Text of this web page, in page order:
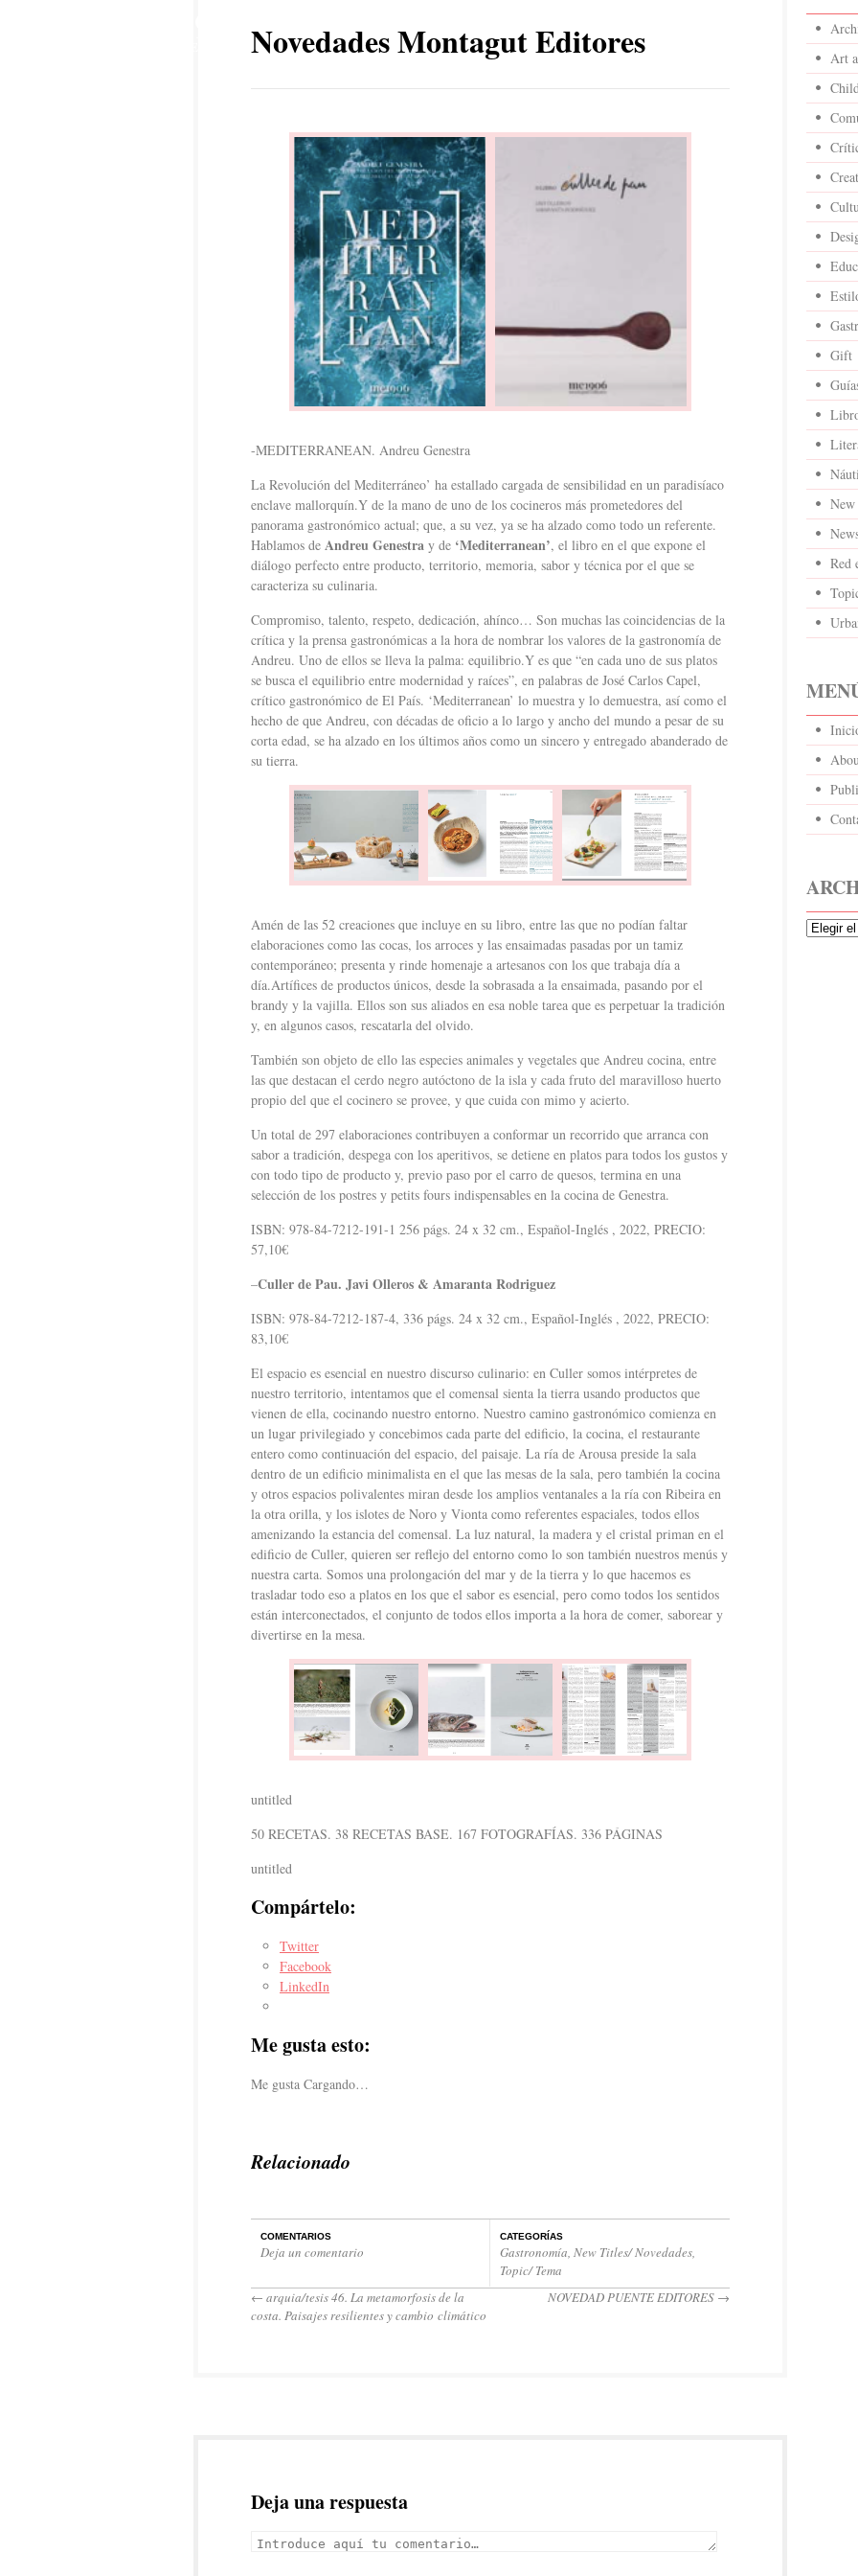
Novedades Montagut Editores
-MEDITERRANEAN. Andreu Genestra
La Revolución del Mediterráneo’ ha estallado cargada de sensibilidad en un paradisíaco
enclave mallorquín.Y de la mano de uno de los cocineros más prometedores del
panorama gastronómico actual; que, a su vez, ya se ha alzado como todo un referente.
Hablamos de Andreu Genestra y de ‘Mediterranean’, el libro en el que expone el
diálogo perfecto entre producto, territorio, memoria, sabor y técnica por el que se
caracteriza su culinaria.
Compromiso, talento, respeto, dedicación, ahínco… Son muchas las coincidencias de la
crítica y la prensa gastronómicas a la hora de nombrar los valores de la gastronomía de
Andreu. Uno de ellos se lleva la palma: equilibrio.Y es que “en cada uno de sus platos
se busca el equilibrio entre modernidad y raíces”, en palabras de José Carlos Capel,
crítico gastronómico de El País. ‘Mediterranean’ lo muestra y lo demuestra, así como el
hecho de que Andreu, con décadas de oficio a lo largo y ancho del mundo a pesar de su
corta edad, se ha alzado en los últimos años como un sincero y entregado abanderado de
su tierra.
Amén de las 52 creaciones que incluye en su libro, entre las que no podían faltar
elaboraciones como las cocas, los arroces y las ensaimadas pasadas por un tamiz
contemporáneo; presenta y rinde homenaje a artesanos con los que trabaja día a
día.Artífices de productos únicos, desde la sobrasada a la ensaimada, pasando por el
brandy y la vajilla. Ellos son sus aliados en esa noble tarea que es perpetuar la tradición
y, en algunos casos, rescatarla del olvido.
También son objeto de ello las especies animales y vegetales que Andreu cocina, entre
las que destacan el cerdo negro autóctono de la isla y cada fruto del maravilloso huerto
propio del que el cocinero se provee, y que cuida con mimo y acierto.
Un total de 297 elaboraciones contribuyen a conformar un recorrido que arranca con
sabor a tradición, despega con los aperitivos, se detiene en platos para todos los gustos y
con todo tipo de producto y, previo paso por el carro de quesos, termina en una
selección de los postres y petits fours indispensables en la cocina de Genestra.
ISBN: 978-84-7212-191-1 256 págs. 24 x 32 cm., Español-Inglés , 2022, PRECIO:
57,10€
–Culler de Pau. Javi Olleros & Amaranta Rodriguez
ISBN: 978-84-7212-187-4, 336 págs. 24 x 32 cm., Español-Inglés , 2022, PRECIO:
83,10€
El espacio es esencial en nuestro discurso culinario: en Culler somos intérpretes de
nuestro territorio, intentamos que el comensal sienta la tierra usando productos que
vienen de ella, cocinando nuestro entorno. Nuestro camino gastronómico comienza en
un lugar privilegiado y concebimos cada parte del edificio, la cocina, el restaurante
entero como continuación del espacio, del paisaje. La ría de Arousa preside la sala
dentro de un edificio minimalista en el que las mesas de la sala, pero también la cocina
y otros espacios polivalentes miran desde los amplios ventanales a la ría con Ribeira en
la otra orilla, y los islotes de Noro y Vionta como referentes espaciales, todos ellos
amenizando la estancia del comensal. La luz natural, la madera y el cristal priman en el
edificio de Culler, quieren ser reflejo del entorno como lo son también nuestros menús y
nuestra carta. Somos una prolongación del mar y de la tierra y lo que hacemos es
trasladar todo eso a platos en los que el sabor es esencial, pero como todos los sentidos
están interconectados, el conjunto de todos ellos importa a la hora de comer, saborear y
divertirse en la mesa.
untitled
50 RECETAS. 38 RECETAS BASE. 167 FOTOGRAFÍAS. 336 PÁGINAS
untitled
Compártelo:
Twitter
Facebook
LinkedIn
Me gusta esto:
Me gusta Cargando…
Relacionado
COMENTARIOS
Deja un comentario
CATEGORÍAS
Gastronomía, New Titles/ Novedades,
Topic/ Tema
← arquia/tesis 46. La metamorfosis de la
costa. Paisajes resilientes y cambio climático
NOVEDAD PUENTE EDITORES →
Deja una respuesta
Art
Gift
New
Red